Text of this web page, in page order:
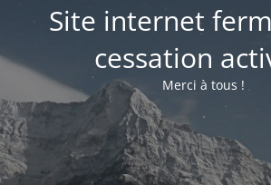
Site internet
cessation
Merci à tous !